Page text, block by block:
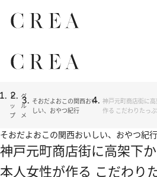
ト
ッ
プ
グ
ル
メ
そおだよおこの関西おい
しい、おやつ紀行
神戸元町商店街に
作る こだわりたっ
そおだよおこの関西おいしい、おやつ紀行
神戸元町商店街に高架下
本人女性が作る こだわり